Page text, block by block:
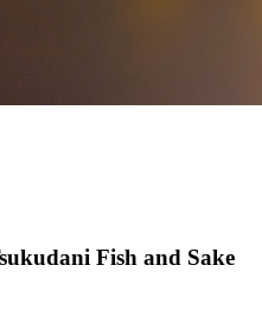
Fish and Sake